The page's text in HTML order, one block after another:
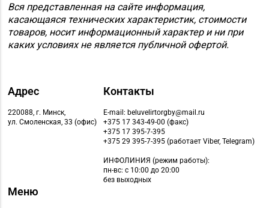
Вся представленная на сайте информация,
касающаяся технических характеристик, стоимости
товаров, носит информационный характер и ни при
каких условиях не является публичной офертой.
Адрес
220088, г. Минск,
ул. Смоленская, 33 (офис)
Контакты
E-mail: beluvelirtorgby@mail.ru
+375 17 343-49-00 (факс)
+375 17 395-7-395
+375 29 395-7-395 (работает Viber, Telegram)
ИНФОЛИНИЯ (режим работы):
пн-вс: с 10:00 до 20:00
без выходных
Меню